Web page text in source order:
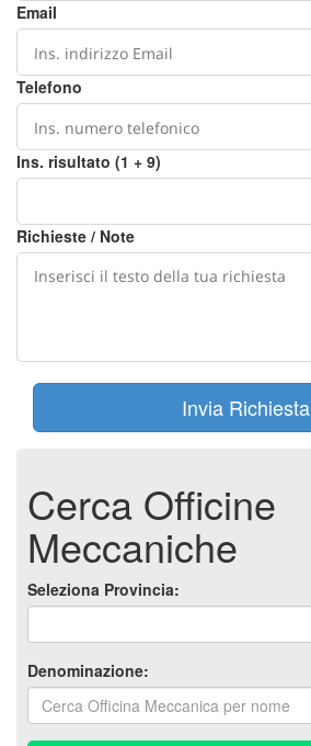
Email
Telefono
Ins. risultato (1 + 9)
Richieste / Note
Invia Richiesta
Cerca Officine
Meccaniche
Seleziona Provincia:
Denominazione: